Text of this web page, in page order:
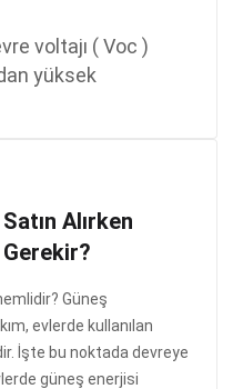
voltajı ( Voc )
yüksek
Alırken
Güneş
evlerde kullanılan
İşte bu noktada devreye
güneş enerjisi